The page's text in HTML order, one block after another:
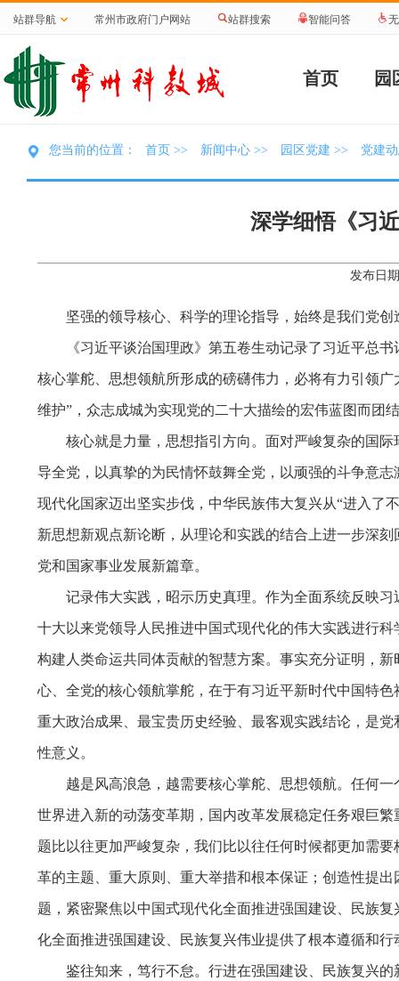
站群导航 常州市政府门户网站 站群搜索 智能问答
首页 园
您当前的位置： 首页 >> 新闻中心 >> 园区党建 >> 党建
深学细悟《习
发布日
坚强的领导核心、科学的理论指导，始终是我们党
《习近平谈治国理政》第五卷生动记录了习近平总
核心掌舵、思想领航所形成的磅礴伟力，必将有力引领
维护”，众志成城为实现党的二十大描绘的宏伟蓝图而团
核心就是力量，思想指引方向。面对严峻复杂的国
导全党，以真挚的为民情怀鼓舞全党，以顽强的斗争意
现代化国家迈出坚实步伐，中华民族伟大复兴从“进入了
新思想新观点新论断，从理论和实践的结合上进一步深
党和国家事业发展新篇章。
记录伟大实践，昭示历史真理。作为全面系统反映
十大以来党领导人民推进中国式现代化的伟大实践进行
构建人类命运共同体贡献的智慧方案。事实充分证明，
心、全党的核心领航掌舵，在于有习近平新时代中国特
重大政治成果、最宝贵历史经验、最客观实践结论，是
性意义。
越是风高浪急，越需要核心掌舵、思想领航。任何
世界进入新的动荡变革期，国内改革发展稳定任务艰巨
题比以往更加严峻复杂，我们比以往任何时候都更加需
革的主题、重大原则、重大举措和根本保证；创造性提
题，紧密聚焦以中国式现代化全面推进强国建设、民族
化全面推进强国建设、民族复兴伟业提供了根本遵循和行
鉴往知来，笃行不怠。行进在强国建设、民族复兴